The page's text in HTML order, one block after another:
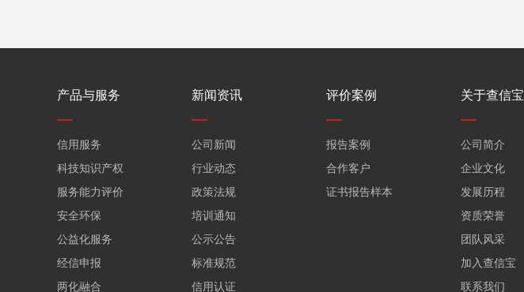
产品与服务
信用服务
科技知识产权
服务能力评价
安全环保
公益化服务
经信申报
两化融合
新闻资讯
公司新闻
行业动态
政策法规
培训通知
公示公告
标准规范
信用认证
评价案例
报告案例
合作客户
证书报告样本
关于查信宝
公司简介
企业文化
发展历程
资质荣誉
团队风采
加入查信宝
联系我们